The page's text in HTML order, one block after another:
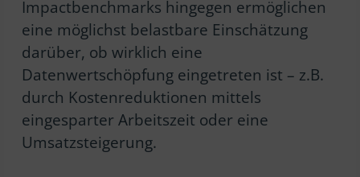
Impactbenchmarks hingegen ermöglichen
eine möglichst belastbare Einschätzung
darüber, ob wirklich eine
Datenwertschöpfung eingetreten ist – z.B.
durch Kostenreduktionen mittels
eingesparter Arbeitszeit oder eine
Umsatzsteigerung.